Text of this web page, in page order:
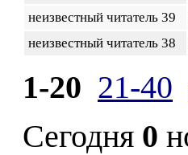
неизвестный читатель 39
неизвестный читатель 38
1-20 21-40
Сегодня 0